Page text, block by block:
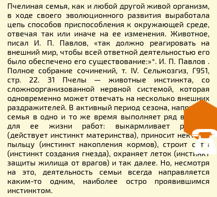
Пчелиная семья, как и любой другой живой организм,
в ходе своего эволюционного развития выработала
цепь способов приспособления к окружающей среде,
отвечая так или иначе на ее изменения. Животное,
писал И. П. Павлов, «так должно реагировать на
внешний мир, чтобы всей ответной деятельностью его
было обеспечено его существование:»*. И. П. Павлов .
Полное собрание сочинений, т. IV. Сельжозгиз, Г951,
стр. 22. 31 Пчелы — животные инстинкта, со
сложноорганизованной нервной системой, которая
одновременно может отвечать на несколько внешних
раздражителей. В активный период сезона, например,
семья в одно и то же время выполняет ряд важных
для ее жизни работ: выкармливает расплод
(действует инстинкт материнства), приносит нектар и
пыльцу (инстинкт накопления кормов), строит соты
(инстинкт создания гнезда), охраняет леток (инстинкт
защиты жилища от врагов) и так далее. Но, несмотря
на это, деятельность семьи всегда направляется
каким-то одним, наиболее остро проявившимся
инстинктом.